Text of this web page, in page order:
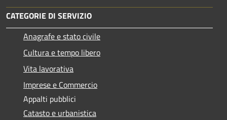
CATEGORIE DI SERVIZIO
Anagrafe e stato civile
Cultura e tempo libero
Vita lavorativa
Imprese e Commercio
Appalti pubblici
Catasto e urbanistica